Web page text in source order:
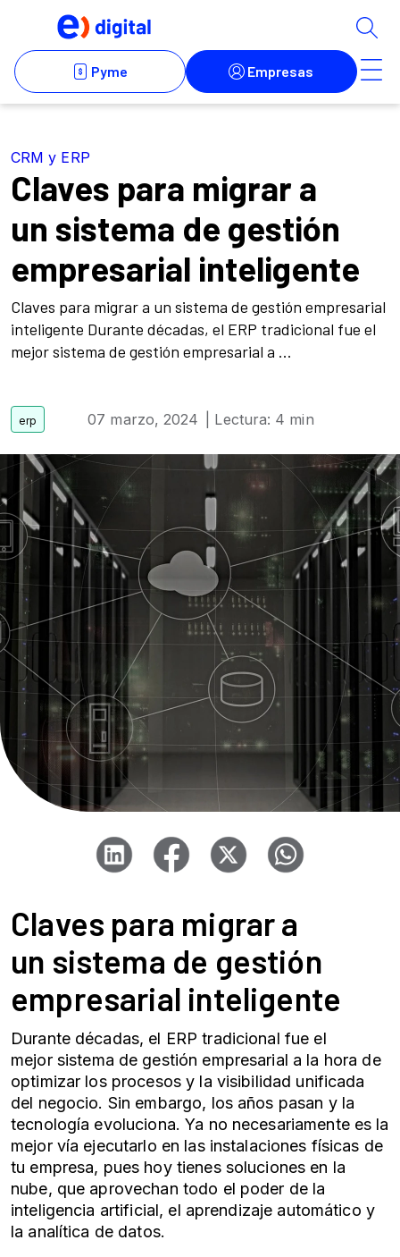
CRM y ERP
Claves para migrar a
un sistema de gestión
empresarial inteligente
Claves para migrar a un sistema de gestión empresarial
inteligente Durante décadas, el ERP tradicional fue el
mejor sistema de gestión empresarial a ...
07 marzo, 2024 | Lectura: 4 min
Claves para migrar a
un sistema de gestión
empresarial inteligente
Durante décadas, el ERP tradicional fue el
mejor sistema de gestión empresarial a la hora de
optimizar los procesos y la visibilidad unificada
del negocio. Sin embargo, los años pasan y la
tecnología evoluciona. Ya no necesariamente es la
mejor vía ejecutarlo en las instalaciones físicas de
tu empresa, pues hoy tienes soluciones en la
nube, que aprovechan todo el poder de la
inteligencia artificial, el aprendizaje automático y
la analítica de datos.